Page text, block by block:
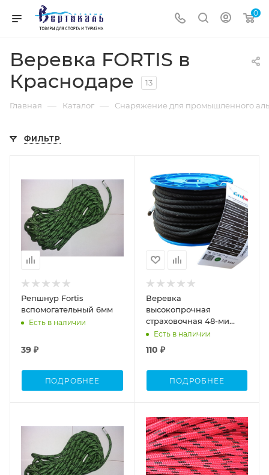
0
Веревка FORTIS в
Краснодаре
13
Главная — Каталог — Снаряжение для промышленного
ФИЛЬТР
Репшнур Fortis
вспомогательный 6мм
Есть в наличии
39 ₽
ПОДРОБНЕЕ
Веревка
высокопрочная
страховочная 48-ми
прядная GROVER-static
Есть в наличии
110 ₽
ПОДРОБНЕЕ